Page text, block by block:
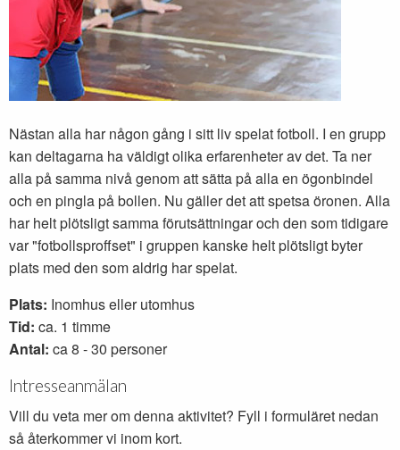
Nästan alla har någon gång i sitt liv spelat fotboll. I en grupp
kan deltagarna ha väldigt olika erfarenheter av det. Ta ner
alla på samma nivå genom att sätta på alla en ögonbindel
och en pingla på bollen. Nu gäller det att spetsa öronen. Alla
har helt plötsligt samma förutsättningar och den som tidigare
var "fotbollsproffset" i gruppen kanske helt plötsligt byter
plats med den som aldrig har spelat.
Plats: Inomhus eller utomhus
Tid: ca. 1 timme
Antal: ca 8 - 30 personer
Intresseanmälan
Vill du veta mer om denna aktivitet? Fyll i formuläret nedan
så återkommer vi inom kort.